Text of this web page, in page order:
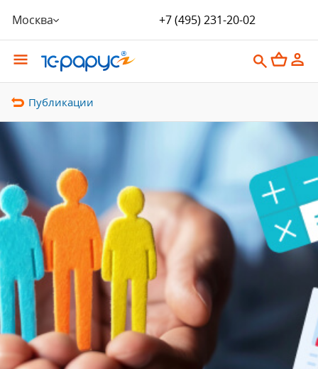
Москва +7 (495) 231-20-02
Публикации